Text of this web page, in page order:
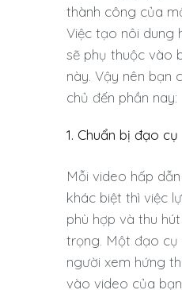
thành công của
Việc tạo nôi dung
sẽ phụ thuộc vào
này. Vậy nên bạn
chủ đến phần nay:
1. Chuẩn bị đạo cụ
Mỗi video hấp
khác biệt thì việc
phù hợp và thu
trọng. Một đạo cụ
người xem hứng
vào video của